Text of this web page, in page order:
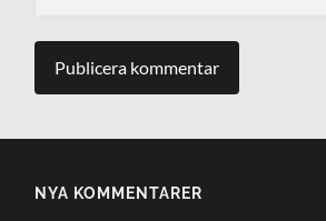
NYA KOMMENTARER